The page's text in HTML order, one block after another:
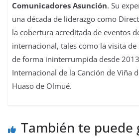
Comunicadores Asunción. Su
una década de liderazgo como
la cobertura acreditada de eventos
internacional, tales como la visita de
de forma ininterrumpida desde
Internacional de la Canción de Viña
Huaso de Olmué.
También te puede